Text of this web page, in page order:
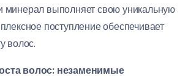
минерал выполняет свою уникальную
поступление обеспечивает
волос.
волос: незаменимые